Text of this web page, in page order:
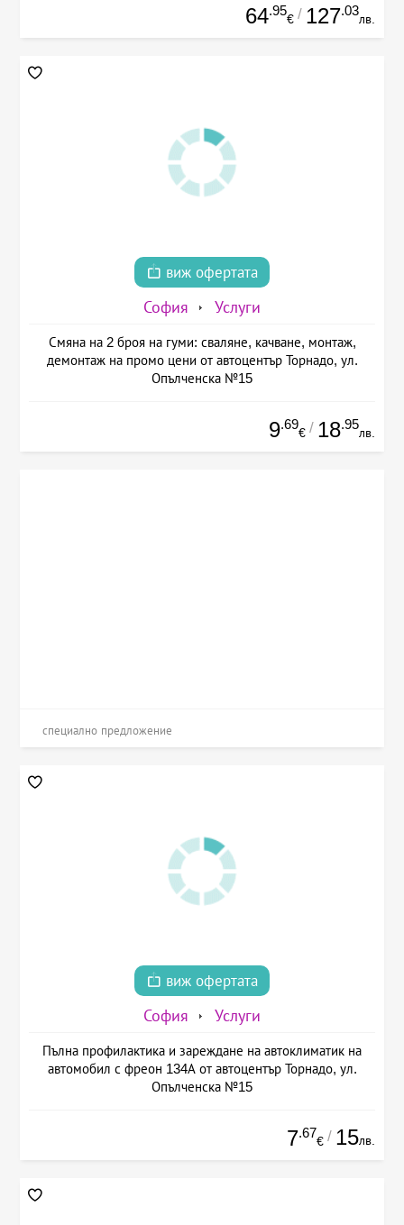
64.95
€ / 127.03
лв.
виж офертата
София Услуги
Смяна на 2 броя на гуми: сваляне, качване, монтаж,
демонтаж на промо цени от автоцентър Торнадо, ул.
Опълченска №15
9.69
€ / 18.95
лв.
специално предложение
виж офертата
София Услуги
Пълна профилактика и зареждане на автоклиматик на
автомобил с фреон 134А от автоцентър Торнадо, ул.
Опълченска №15
7.67
€ / 15лв.